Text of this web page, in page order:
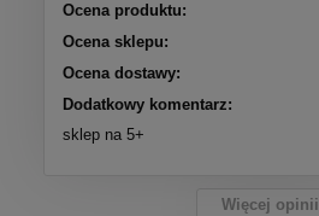
Ocena produktu:
Ocena sklepu:
Ocena dostawy:
Dodatkowy komentarz:
sklep na 5+
Więcej opinii